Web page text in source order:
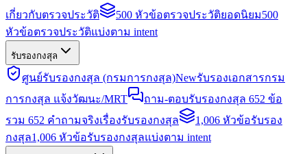
เกี่ยวกับตรวจประวัติ
500 หัวข้อตรวจประวัติยอดนิยม500
หัวข้อตรวจประวัติแบ่งตาม intent
รับรองกงสุล
ศูนย์รับรองกงสุล (กรมการกงสุล)Newรับรองเอกสารกรม
การกงสุล แจ้งวัฒนะ/MRT
ถาม-ตอบรับรองกงสุล 652 ข้อ
รวม 652 คำถามจริงเรื่องรับรองกงสุล
1,006 หัวข้อรับรอง
กงสุล1,006 หัวข้อรับรองกงสุลแบ่งตาม intent